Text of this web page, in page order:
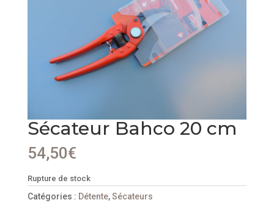
Sécateur Bahco 20 cm
54,50€
Rupture de stock
Catégories : Détente,Sécateurs